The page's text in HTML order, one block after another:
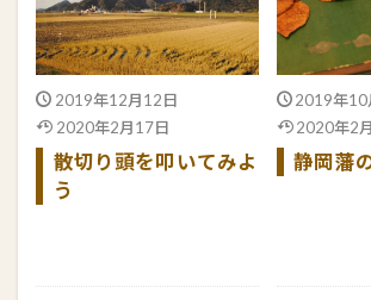
2019年12月12日
2020年2月17日
散切り頭を叩いてみよ
う
2019年10
2020年2
静岡藩